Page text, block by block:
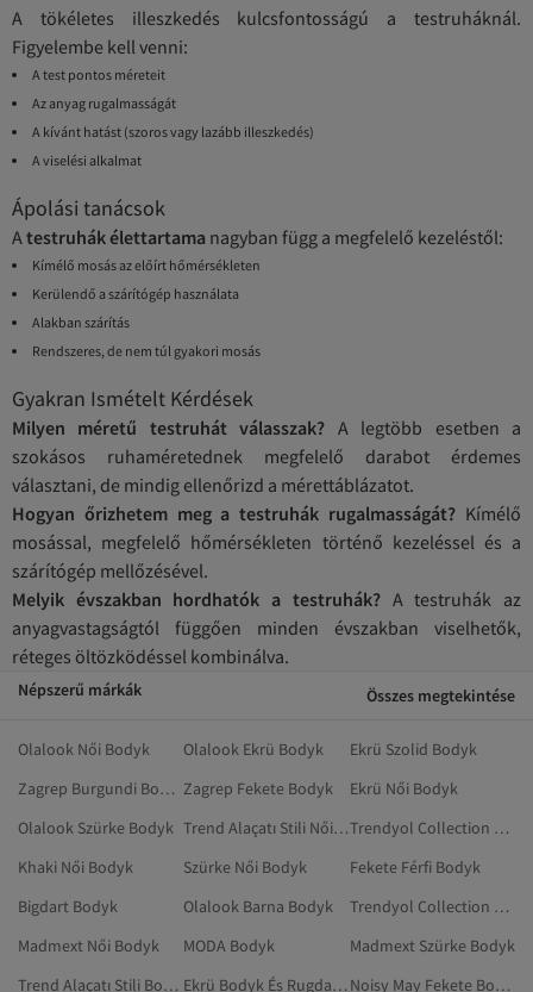
A tökéletes illeszkedés kulcsfontosságú a testruháknál.
Figyelembe kell venni:
A test pontos méreteit
Az anyag rugalmasságát
A kívánt hatást (szoros vagy lazább illeszkedés)
A viselési alkalmat
Ápolási tanácsok
A testruhák élettartama nagyban függ a megfelelő kezeléstől:
Kímélő mosás az előírt hőmérsékleten
Kerülendő a szárítógép használata
Alakban szárítás
Rendszeres, de nem túl gyakori mosás
Gyakran Ismételt Kérdések
Milyen méretű testruhát válasszak? A legtöbb esetben a
szokásos ruhaméretednek megfelelő darabot érdemes
választani, de mindig ellenőrizd a mérettáblázatot.
Hogyan őrizhetem meg a testruhák rugalmasságát? Kímélő
mosással, megfelelő hőmérsékleten történő kezeléssel és a
szárítógép mellőzésével.
Melyik évszakban hordhatók a testruhák?A testruhák az
anyagvastagságtól függően minden évszakban viselhetők,
réteges öltözködéssel kombinálva.
Népszerű márkák Összes megtekintése
Olalook Női Bodyk Olalook Ekrü Bodyk
Ekrü Szolid Bodyk
Zagrep Burgundi Bodyk Zagrep Fekete Bodyk
Ekrü Női Bodyk
Olalook Szürke Bodyk
Trend Alaçatı Stili Női Bodyk
Trendyol Collection Női Bodyk
Khaki Női Bodyk
Szürke Női Bodyk
Fekete Férfi Bodyk
Bigdart Bodyk
Olalook Barna Bodyk
Trendyol Collection Fekete Bodyk
Madmext Női Bodyk
MODA Bodyk
Madmext Szürke Bodyk
Trend Alaçatı Stili Bodyk
Ekrü Bodyk És Rugdalózók Babáknak
Noisy May Fekete Bodyk